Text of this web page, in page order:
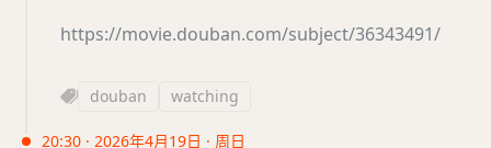
https://movie.douban.com/subject/36343491/
douban watching
20:30 · 2026年4月19日 · 周日